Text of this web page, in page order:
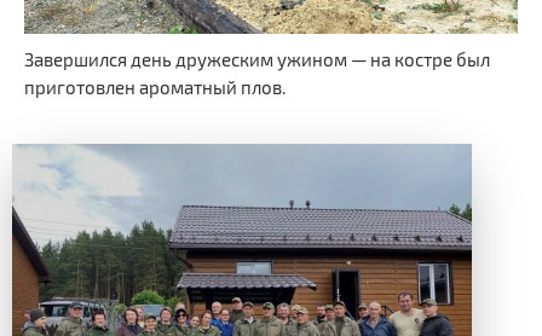
Завершился день дружеским ужином — на костре был
приготовлен ароматный плов.